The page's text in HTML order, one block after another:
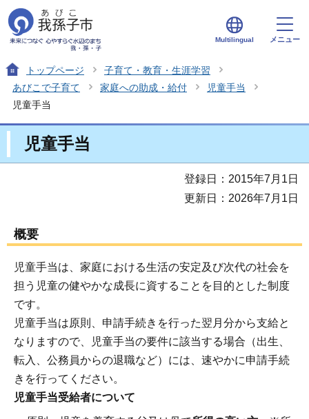
Multilingual メニュー
トップページ
子育て・教育・生涯学習
あびこで子育て
家庭への助成・給付
児童手当
児童手当
児童手当
登録日：2015年7月1日
更新日：2026年7月1日
概要
児童手当は、家庭における生活の安定及び次代の社会を
担う児童の健やかな成長に資することを目的とした制度
です。
児童手当は原則、申請手続きを行った翌月分から支給と
なりますので、児童手当の要件に該当する場合（出生、
転入、公務員からの退職など）には、速やかに申請手続
きを行ってください。
児童手当受給者について